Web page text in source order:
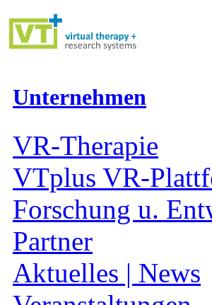
Unternehmen
VR-Therapie
VTplus VR-
Forschung u.
Partner
Aktuelles | News